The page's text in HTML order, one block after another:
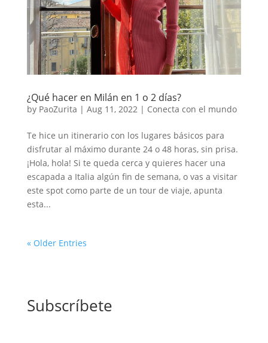
¿Qué hacer en Milán en 1 o 2 días?
by PaoZurita | Aug 11, 2022| Conecta con el mundo
Te hice un itinerario con los lugares básicos para
disfrutar al máximo durante 24 o 48 horas, sin prisa.
¡Hola, hola! Si te queda cerca y quieres hacer una
escapada a Italia algún fin de semana, o vas a visitar
este spot como parte de un tour de viaje, apunta
esta...
« Older Entries
Subscríbete